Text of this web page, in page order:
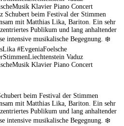
beim Festival der Stimmen
mit Matthias Lika, Bariton. Ein sehr
Publikum und lang anhaltender
intensive musikalische Begegnung. ❄️